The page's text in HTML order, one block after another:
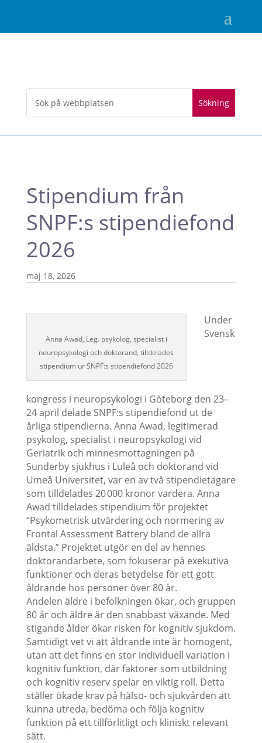
Stipendium från
SNPF:s stipendiefond
2026
maj 18, 2026
Anna Awad, Leg. psykolog, specialist i
neuropsykologi och doktorand, tilldelades
stipendium ur SNPF:s stipendiefond 2026
Under
Svensk
kongress i neuropsykologi i Göteborg den 23–
24 april delade SNPF:s stipendiefond ut de
årliga stipendierna. Anna Awad, legitimerad
psykolog, specialist i neuropsykologi vid
Geriatrik och minnesmottagningen på
Sunderby sjukhus i Luleå och doktorand vid
Umeå Universitet, var en av två stipendietagare
som tilldelades 20 000 kronor vardera. Anna
Awad tilldelades stipendium för projektet
“Psykometrisk utvärdering och normering av
Frontal Assessment Battery bland de allra
äldsta.” Projektet utgör en del av hennes
doktorandarbete, som fokuserar på exekutiva
funktioner och deras betydelse för ett gott
åldrande hos personer över 80 år.
Andelen äldre i befolkningen ökar, och gruppen
80 år och äldre är den snabbast växande. Med
stigande ålder ökar risken för kognitiv sjukdom.
Samtidigt vet vi att åldrande inte är homogent,
utan att det finns en stor individuell variation i
kognitiv funktion, där faktorer som utbildning
och kognitiv reserv spelar en viktig roll. Detta
ställer ökade krav på hälso- och sjukvården att
kunna utreda, bedöma och följa kognitiv
funktion på ett tillförlitligt och kliniskt relevant
sätt.